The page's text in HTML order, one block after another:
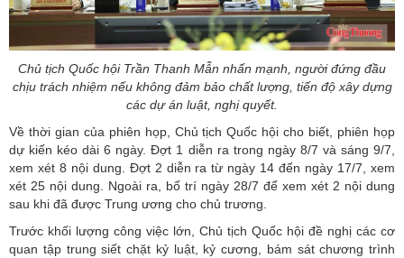
Chủ tịch Quốc hội Trần Thanh Mẫn nhấn mạnh, người đứng đầu
chịu trách nhiệm nếu không đảm bảo chất lượng, tiến độ xây dựng
các dự án luật, nghị quyết.
Về thời gian của phiên họp, Chủ tịch Quốc hội cho biết, phiên họp
dự kiến kéo dài 6 ngày. Đợt 1 diễn ra trong ngày 8/7 và sáng 9/7,
xem xét 8 nội dung. Đợt 2 diễn ra từ ngày 14 đến ngày 17/7, xem
xét 25 nội dung. Ngoài ra, bố trí ngày 28/7 để xem xét 2 nội dung
sau khi đã được Trung ương cho chủ trương.
Trước khối lượng công việc lớn, Chủ tịch Quốc hội đề nghị các cơ
quan tập trung siết chặt kỷ luật, kỷ cương, bám sát chương trình